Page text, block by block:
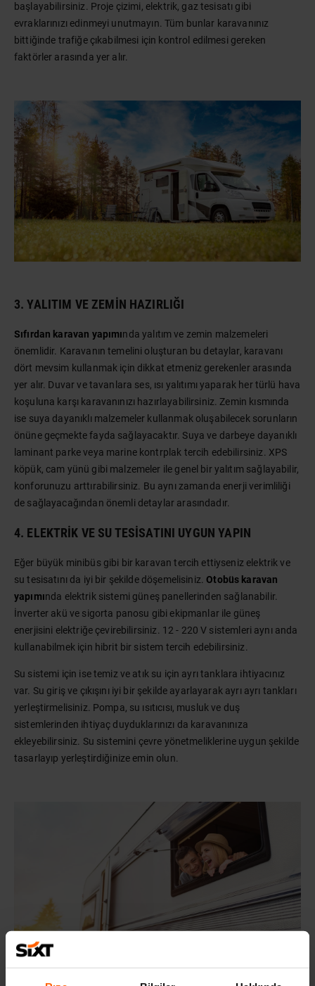
başlayabilirsiniz. Proje çizimi, elektrik, gaz tesisatı gibi
evraklarınızı edinmeyi unutmayın. Tüm bunlar karavanınız
bittiğinde trafiğe çıkabilmesi için kontrol edilmesi gereken
faktörler arasında yer alır.
3. YALITIM VE ZEMIN HAZIRLIĞI
Sıfırdan karavan yapımında yalıtım ve zemin malzemeleri
önemlidir. Karavanın temelini oluşturan bu detaylar, karavanı
dört mevsim kullanmak için dikkat etmeniz gerekenler arasında
yer alır. Duvar ve tavanlara ses, ısı yalıtımı yaparak her türlü hava
koşuluna karşı karavanınızı hazırlayabilirsiniz. Zemin kısmında
ise suya dayanıklı malzemeler kullanmak oluşabilecek sorunların
önüne geçmekte fayda sağlayacaktır. Suya ve darbeye dayanıklı
laminant parke veya marine kontrplak tercih edebilirsiniz. XPS
köpük, cam yünü gibi malzemeler ile genel bir yalıtım sağlayabilir,
konforunuzu arttırabilirsiniz. Bu aynı zamanda enerji verimliliği
de sağlayacağından önemli detaylar arasındadır.
4. ELEKTRIK VE SU TESISATINI UYGUN YAPIN
Eğer büyük minibüs gibi bir karavan tercih ettiyseniz elektrik ve
su tesisatını da iyi bir şekilde döşemelisiniz.Otobüs karavan
yapımında elektrik sistemi güneş panellerinden sağlanabilir.
İnverter akü ve sigorta panosu gibi ekipmanlar ile güneş
enerjisini elektriğe çevirebilirsiniz. 12 - 220 V sistemleri aynı anda
kullanabilmek için hibrit bir sistem tercih edebilirsiniz.
Su sistemi için ise temiz ve atık su için ayrı tanklara ihtiyacınız
var. Su giriş ve çıkışını iyi bir şekilde ayarlayarak ayrı ayrı tankları
yerleştirmelisiniz. Pompa, su ısıtıcısı, musluk ve duş
sistemlerinden ihtiyaç duyduklarınızı da karavanınıza
ekleyebilirsiniz. Su sistemini çevre yönetmeliklerine uygun şekilde
tasarlayıp yerleştirdiğinize emin olun.